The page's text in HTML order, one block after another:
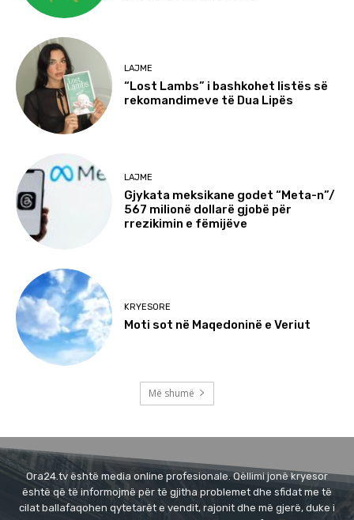
LAJME
“Lost Lambs” i bashkohet listës së
rekomandimeve të Dua Lipës
LAJME
Gjykata meksikane godet “Meta-n”/
567 milionë dollarë gjobë për
rrezikimin e fëmijëve
KRYESORE
Moti sot në Maqedoninë e Veriut
Më shumë
Ora24.tv është media online profesionale. Qëllimi jonë kryesor
është që të informojmë për të gjitha problemet dhe sfidat me të
cilat ballafaqohen qytetarët e vendit, rajonit dhe më gjerë, duke i